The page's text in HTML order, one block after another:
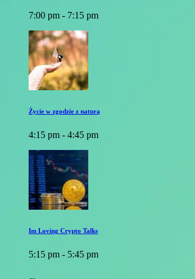
7:00 pm - 7:15 pm
Życie w zgodzie z naturą
4:15 pm - 4:45 pm
Im Loving Crypto Talks
5:15 pm - 5:45 pm